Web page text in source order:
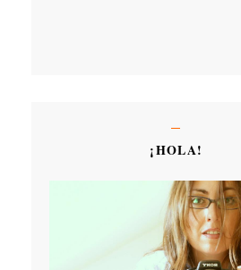
¡HOLA!